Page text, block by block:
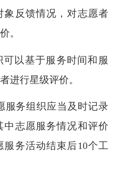
象反馈情况，对志愿者
。
可以基于服务时间和服
进行星级评价。
服务组织应当及时记录
中志愿服务情况和评价
务活动结束后10个工